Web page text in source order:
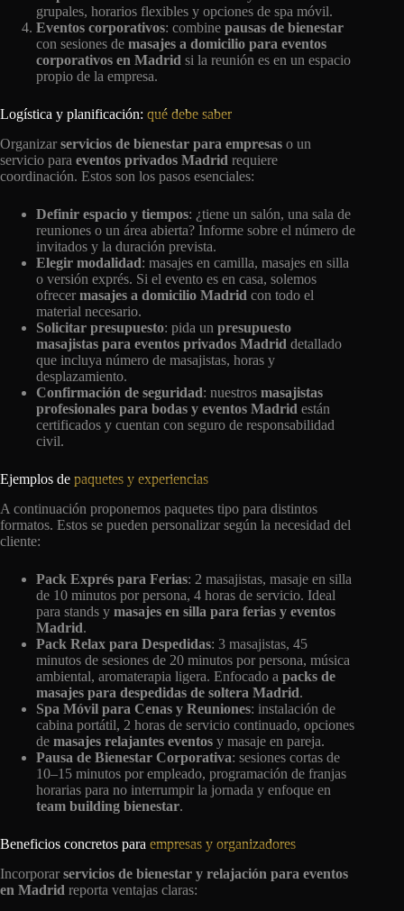
grupales, horarios flexibles y opciones de spa móvil.
Eventos corporativos: combine pausas de bienestar
con sesiones de masajes a domicilio para eventos
corporativos en Madrid si la reunión es en un espacio
propio de la empresa.
Logística y planificación: qué debe saber
Organizar servicios de bienestar para empresas o un
servicio para eventos privados Madrid requiere
coordinación. Estos son los pasos esenciales:
Definir espacio y tiempos: ¿tiene un salón, una sala de
reuniones o un área abierta? Informe sobre el número de
invitados y la duración prevista.
Elegir modalidad: masajes en camilla, masajes en silla
o versión exprés. Si el evento es en casa, solemos
ofrecer masajes a domicilio Madrid con todo el
material necesario.
Solicitar presupuesto: pida un presupuesto
masajistas para eventos privados Madrid detallado
que incluya número de masajistas, horas y
desplazamiento.
Confirmación de seguridad: nuestros masajistas
profesionales para bodas y eventos Madrid están
certificados y cuentan con seguro de responsabilidad
civil.
Ejemplos de paquetes y experiencias
A continuación proponemos paquetes tipo para distintos
formatos. Estos se pueden personalizar según la necesidad del
cliente:
Pack Exprés para Ferias: 2 masajistas, masaje en silla
de 10 minutos por persona, 4 horas de servicio. Ideal
para stands y masajes en silla para ferias y eventos
Madrid.
Pack Relax para Despedidas: 3 masajistas, 45
minutos de sesiones de 20 minutos por persona, música
ambiental, aromaterapia ligera. Enfocado a packs de
masajes para despedidas de soltera Madrid.
Spa Móvil para Cenas y Reuniones: instalación de
cabina portátil, 2 horas de servicio continuado, opciones
de masajes relajantes eventos y masaje en pareja.
Pausa de Bienestar Corporativa: sesiones cortas de
10–15 minutos por empleado, programación de franjas
horarias para no interrumpir la jornada y enfoque en
team building bienestar.
Beneficios concretos para empresas y organizadores
Incorporar servicios de bienestar y relajación para eventos
en Madrid reporta ventajas claras: